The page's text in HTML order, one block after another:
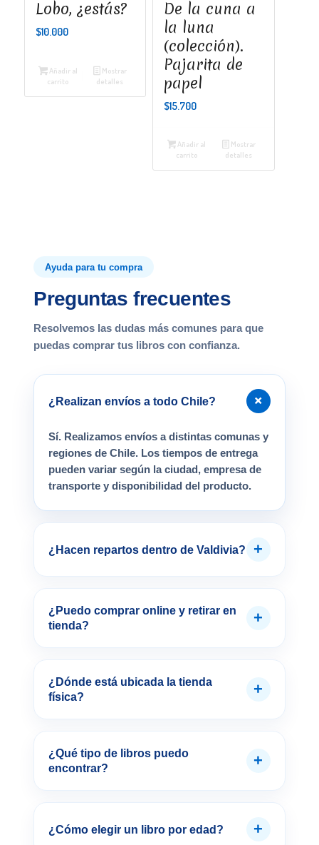
Lobo, ¿estás?
$10.000
Añadir al
carrito
Mostrar
detalles
De la cuna a
la luna
(colección).
Pajarita de
papel
$15.700
Añadir al
carrito
Mostrar
detalles
Ayuda para tu compra
Preguntas frecuentes
Resolvemos las dudas más comunes para que
puedas comprar tus libros con confianza.
¿Realizan envíos a todo Chile? +
Sí. Realizamos envíos a distintas comunas y
regiones de Chile. Los tiempos de entrega
pueden variar según la ciudad, empresa de
transporte y disponibilidad del producto.
¿Hacen repartos dentro de Valdivia? +
¿Puedo comprar online y retirar en
tienda?
+
¿Dónde está ubicada la tienda
física?
+
¿Qué tipo de libros puedo
encontrar?
+
¿Cómo elegir un libro por edad? +